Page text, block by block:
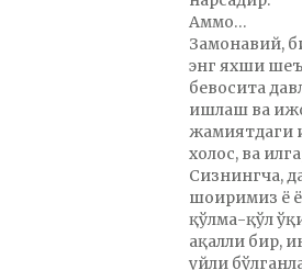
Аммо…
Замонавий,
энг яхши
бевосита
ишлаш ва
жамиятдаги
холос, ва
Сизнингча,
шоиримиз ё
қўлма-қўл
ақалли бир,
уйли